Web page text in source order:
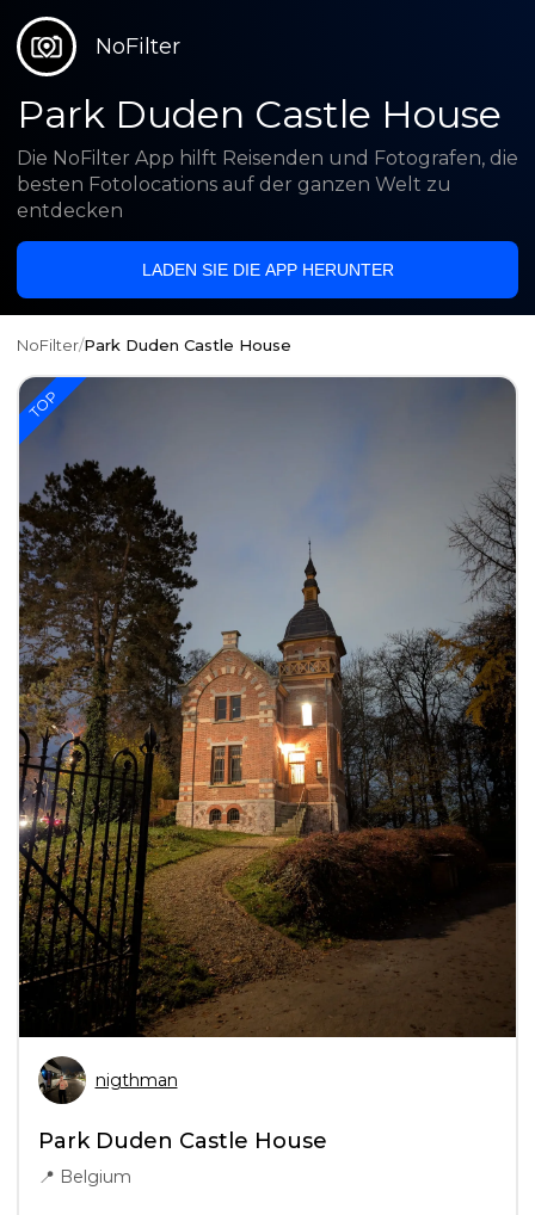
NoFilter
Park Duden Castle House
Die NoFilter App hilft Reisenden und Fotografen, die
besten Fotolocations auf der ganzen Welt zu
entdecken
LADEN SIE DIE APP HERUNTER
NoFilter/Park Duden Castle House
nigthman
Park Duden Castle House
📍 Belgium
TOP